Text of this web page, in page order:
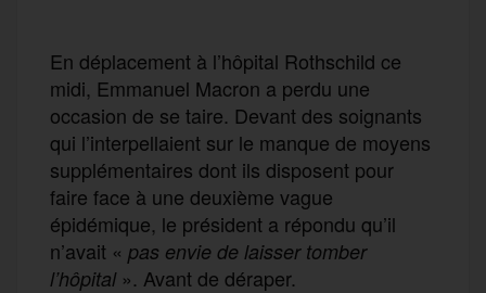
En déplacement à l’hôpital Rothschild ce
midi, Emmanuel Macron a perdu une
occasion de se taire. Devant des soignants
qui l’interpellaient sur le manque de moyens
supplémentaires dont ils disposent pour
faire face à une deuxième vague
épidémique, le président a répondu qu’il
n’avait « pas envie de laisser tomber
l’hôpital». Avant de déraper.